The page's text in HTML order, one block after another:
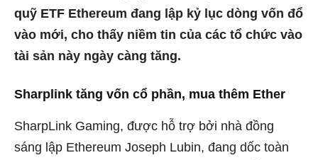
quỹ ETF Ethereum đang lập kỷ lục dòng vốn đổ
vào mới, cho thấy niềm tin của các tổ chức vào
tài sản này ngày càng tăng.
Sharplink tăng vốn cổ phần, mua thêm Ether
SharpLink Gaming, được hỗ trợ bởi nhà đồng
sáng lập Ethereum Joseph Lubin, đang dốc toàn